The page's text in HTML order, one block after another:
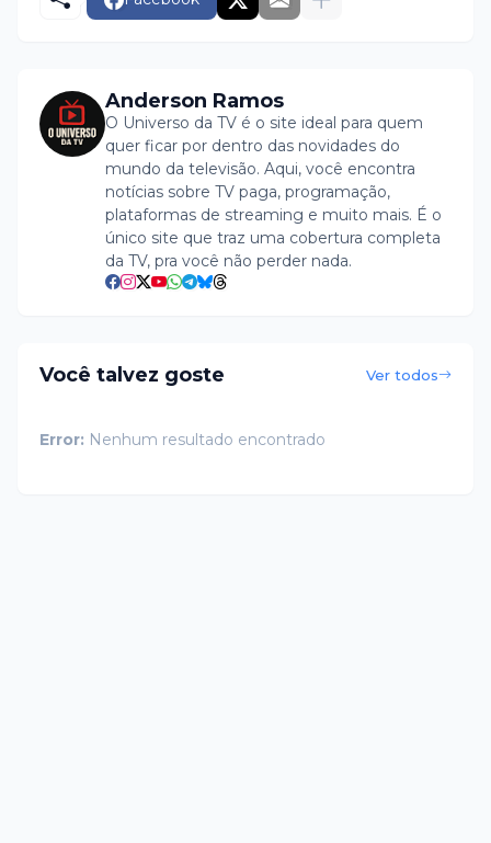
Anderson Ramos
O Universo da TV é o site ideal para quem
quer ficar por dentro das novidades do
mundo da televisão. Aqui, você encontra
notícias sobre TV paga, programação,
plataformas de streaming e muito mais. É o
único site que traz uma cobertura completa
da TV, pra você não perder nada.
Você talvez goste Ver todos
Error: Nenhum resultado encontrado